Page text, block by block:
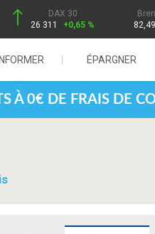
DAX 30
26 311
+0,65 %
ÉPARGNER
À 0€ DE FRAIS DE